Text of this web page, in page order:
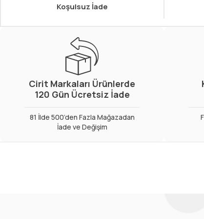
Koşulsuz İade
Cirit Markaları Ürünlerde
120 Gün Ücretsiz İade
81 İlde 500’den Fazla Mağazadan
İade ve Değişim